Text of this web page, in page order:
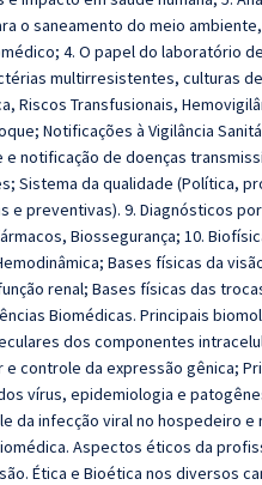
o saneamento do meio
4. O papel do laboratório
multirresistentes, culturas
Riscos Transfusionais,
Notificações à Vigilância
notificação de doenças
Sistema da qualidade (Política,
preventivas). 9. Diagnósticos
Biossegurança; 10.
Bases físicas da
renal; Bases físicas das
Biomédicas. Principais
dos componentes
controle da expressão gênica;
vírus, epidemiologia e
da infecção viral no hospedeiro e
Aspectos éticos da
Ética e Bioética nos diversos